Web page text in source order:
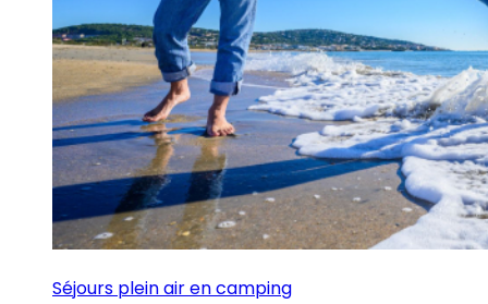
Séjours plein air en camping